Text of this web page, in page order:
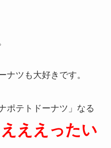
ナツも大好きです。
ポテトドーナツ」なる
ええったい